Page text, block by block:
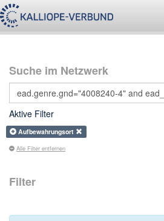
Suche im Netzwerk
Aktive Filter
Aufbewahrungsort
Alle Filter entfernen
Filter